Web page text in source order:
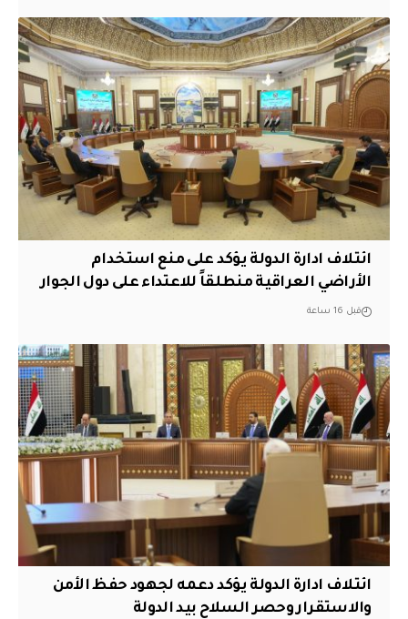
ائتلاف ادارة الدولة يؤكد على منع استخدام
الأراضي العراقية منطلقاً للاعتداء على دول الجوار
قبل 16 ساعة
ائتلاف ادارة الدولة يؤكد دعمه لجهود حفظ الأمن
والاستقرار وحصر السلاح بيد الدولة